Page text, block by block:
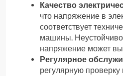
Качество
что напряжение в
соответствует
машины.
напряжение может
Регулярное
регулярную проверку